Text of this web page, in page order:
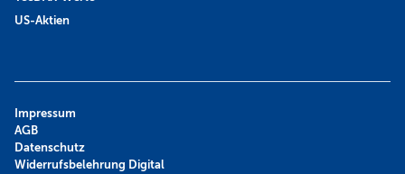
US-Aktien
Impressum
AGB
Datenschutz
Widerrufsbelehrung Digital